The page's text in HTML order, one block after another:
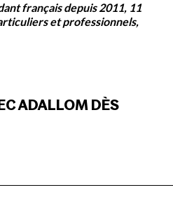
français depuis 2011, 11
et professionnels,
ADALLOM DÈS